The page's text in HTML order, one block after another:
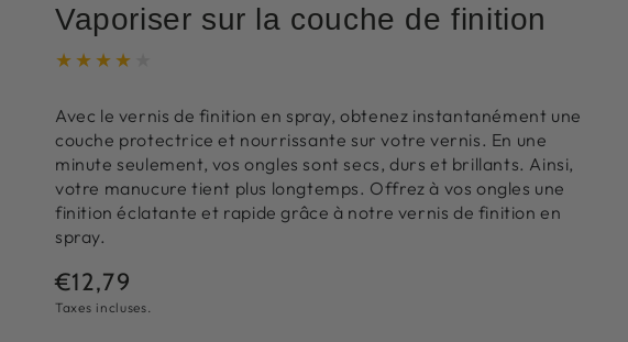
Vaporiser sur la couche de finition
Avec le vernis de finition en spray, obtenez instantanément une
couche protectrice et nourrissante sur votre vernis. En une
minute seulement, vos ongles sont secs, durs et brillants. Ainsi,
votre manucure tient plus longtemps. Offrez à vos ongles une
finition éclatante et rapide grâce à notre vernis de finition en
spray.
Prix
€12,79
Taxes incluses.